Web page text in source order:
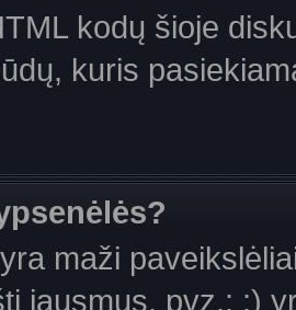
kodų šioje
kuris
maži
jausmus, pvz.: :)